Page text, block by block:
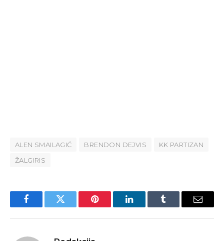
ALEN SMAILAGIĆ BRENDON DEJVIS
KK PARTIZAN
ŽALGIRIS
FacebookTwitter Pinterest LinkedInTumblr Email